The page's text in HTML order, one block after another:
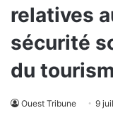
relatives
sécurité
du
Ouest Tribune 9